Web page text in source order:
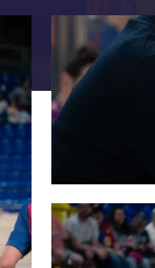
FC Barcelona club
FC Barcelona club